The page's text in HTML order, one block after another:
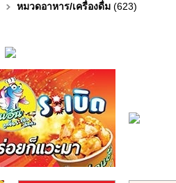
หมวดอาหาร/เครื่องดื่ม (623)